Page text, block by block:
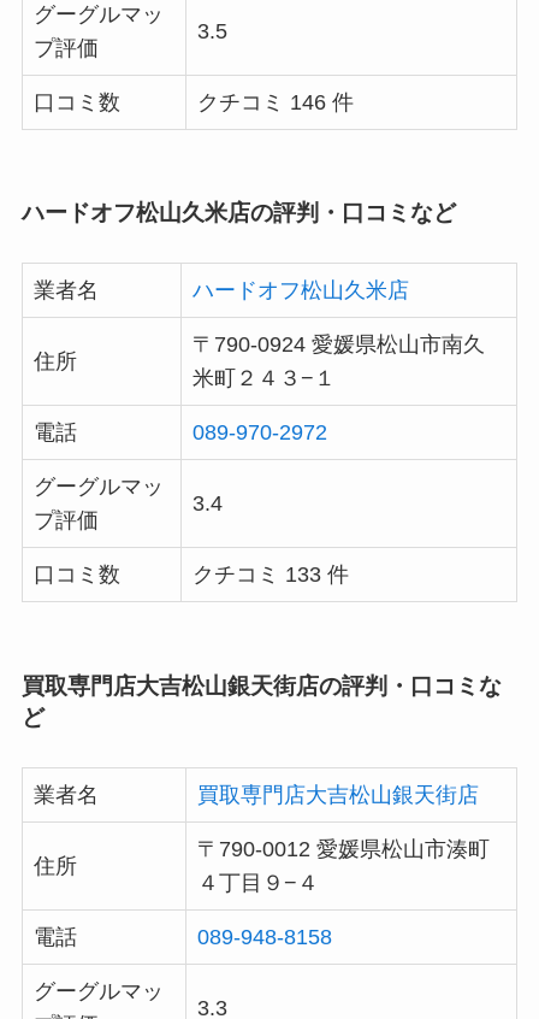
グーグルマッ
プ評価
3.5
口コミ数 クチコミ 146 件
ハードオフ松山久米店の評判・口コミなど
業者名 ハードオフ松山久米店
住所
〒790-0924 愛媛県松山市南久
米町２４３−１
電話 089-970-2972
グーグルマッ
プ評価
3.4
口コミ数 クチコミ 133 件
買取専門店大吉松山銀天街店の評判・口コミな
ど
業者名 買取専門店大吉松山銀天街店
住所
〒790-0012 愛媛県松山市湊町
４丁目９−４
電話 089-948-8158
グーグルマッ
3.3